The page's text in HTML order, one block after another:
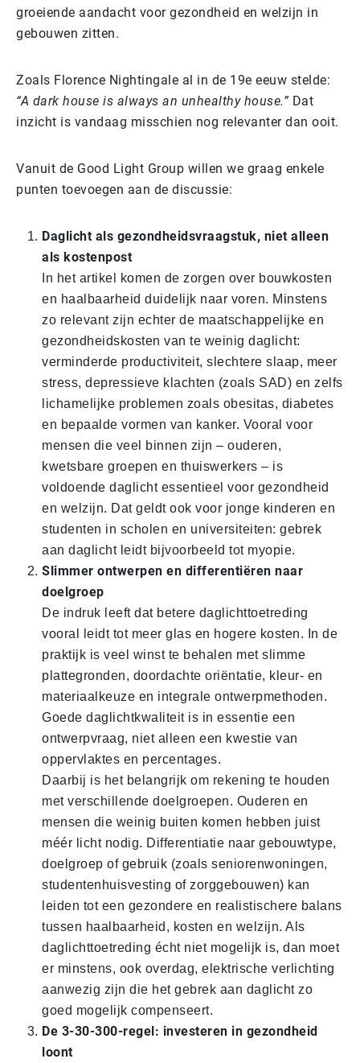
groeiende aandacht voor gezondheid en welzijn in
gebouwen zitten.
Zoals Florence Nightingale al in de 19e eeuw stelde:
“A dark house is always an unhealthy house.” Dat
inzicht is vandaag misschien nog relevanter dan ooit.
Vanuit de Good Light Group willen we graag enkele
punten toevoegen aan de discussie:
Daglicht als gezondheidsvraagstuk, niet alleen
als kostenpost
In het artikel komen de zorgen over bouwkosten
en haalbaarheid duidelijk naar voren. Minstens
zo relevant zijn echter de maatschappelijke en
gezondheidskosten van te weinig daglicht:
verminderde productiviteit, slechtere slaap, meer
stress, depressieve klachten (zoals SAD) en zelfs
lichamelijke problemen zoals obesitas, diabetes
en bepaalde vormen van kanker. Vooral voor
mensen die veel binnen zijn – ouderen,
kwetsbare groepen en thuiswerkers – is
voldoende daglicht essentieel voor gezondheid
en welzijn. Dat geldt ook voor jonge kinderen en
studenten in scholen en universiteiten: gebrek
aan daglicht leidt bijvoorbeeld tot myopie.
Slimmer ontwerpen en differentiëren naar
doelgroep
De indruk leeft dat betere daglichttoetreding
vooral leidt tot meer glas en hogere kosten. In de
praktijk is veel winst te behalen met slimme
plattegronden, doordachte oriëntatie, kleur- en
materiaalkeuze en integrale ontwerpmethoden.
Goede daglichtkwaliteit is in essentie een
ontwerpvraag, niet alleen een kwestie van
oppervlaktes en percentages.
Daarbij is het belangrijk om rekening te houden
met verschillende doelgroepen. Ouderen en
mensen die weinig buiten komen hebben juist
méér licht nodig. Differentiatie naar gebouwtype,
doelgroep of gebruik (zoals seniorenwoningen,
studentenhuisvesting of zorggebouwen) kan
leiden tot een gezondere en realistischere balans
tussen haalbaarheid, kosten en welzijn. Als
daglichttoetreding écht niet mogelijk is, dan moet
er minstens, ook overdag, elektrische verlichting
aanwezig zijn die het gebrek aan daglicht zo
goed mogelijk compenseert.
De 3-30-300-regel: investeren in gezondheid
loont